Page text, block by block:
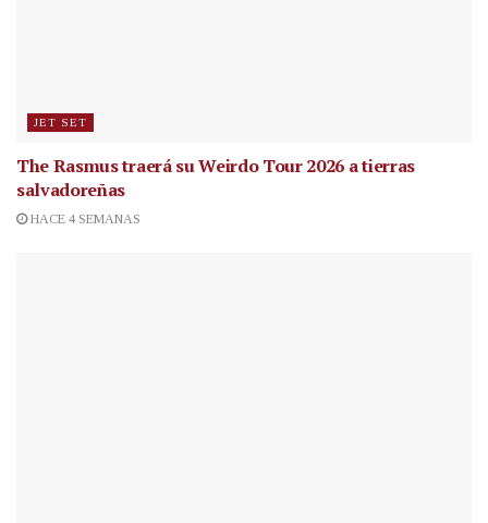
JET SET
The Rasmus traerá su Weirdo Tour 2026 a tierras
salvadoreñas
HACE 4 SEMANAS